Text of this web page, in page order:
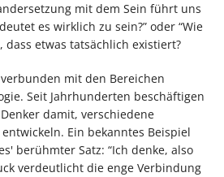
mit dem Sein führt uns
es wirklich zu sein?” oder “Wie
dass etwas tatsächlich existiert?
mit den Bereichen
Seit Jahrhunderten beschäftigen
damit, verschiedene
Ein bekanntes Beispiel
berühmter Satz: “Ich denke, also
verdeutlicht die enge Verbindung